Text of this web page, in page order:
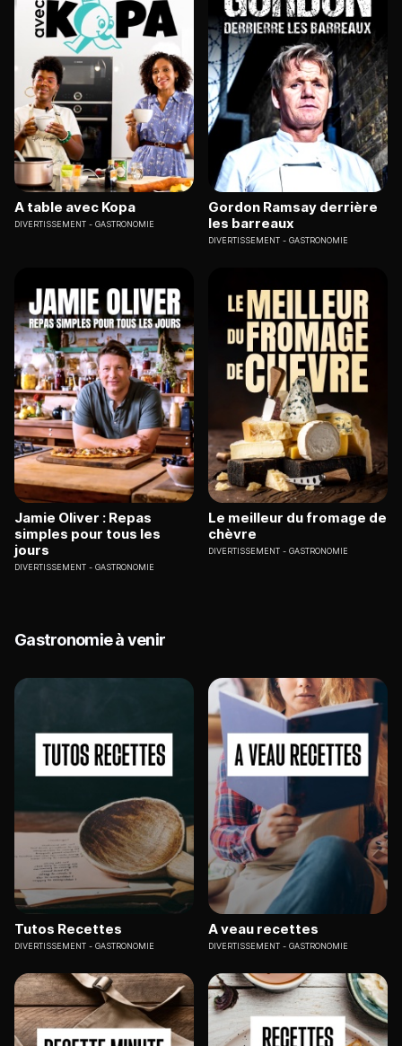
A table avec Kopa
DIVERTISSEMENT GASTRONOMIE
Gordon Ramsay derrière
les barreaux
DIVERTISSEMENT GASTRONOMIE
Jamie Oliver : Repas
simples pour tous les
jours
DIVERTISSEMENT GASTRONOMIE
Le meilleur du fromage de
chèvre
DIVERTISSEMENT GASTRONOMIE
Gastronomie à venir
Tutos Recettes
DIVERTISSEMENT GASTRONOMIE
A veau recettes
DIVERTISSEMENT GASTRONOMIE